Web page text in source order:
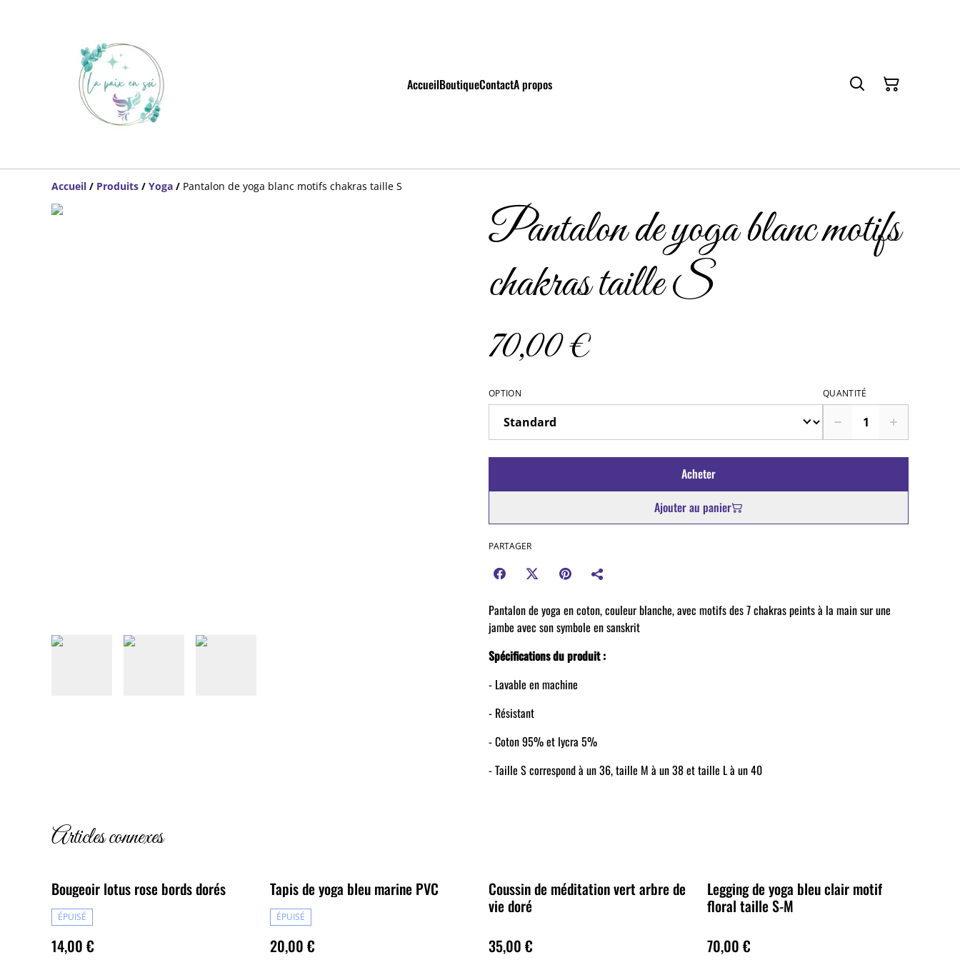
AccueilBoutiqueContactA propos
Accueil / Produits / Yoga / Pantalon de yoga blanc motifs chakras taille S
Pantalon de yoga blanc motifs
chakras taille S
70,00 €
OPTION QUANTITÉ
Acheter
Ajouter au panier
PARTAGER
Pantalon de yoga en coton, couleur blanche, avec motifs des 7 chakras peints à la main sur une
jambe avec son symbole en sanskrit
Spécifications du produit :
- Lavable en machine
- Résistant
- Coton 95% et lycra 5%
- Taille S correspond à un 36, taille M à un 38 et taille L à un 40
Articles connexes
Bougeoir lotus rose bords dorés
ÉPUISÉ
14,00 €
Tapis de yoga bleu marine PVC
ÉPUISÉ
20,00 €
Coussin de méditation vert arbre de
vie doré
35,00 €
Legging de yoga bleu clair motif
floral taille S-M
70,00 €